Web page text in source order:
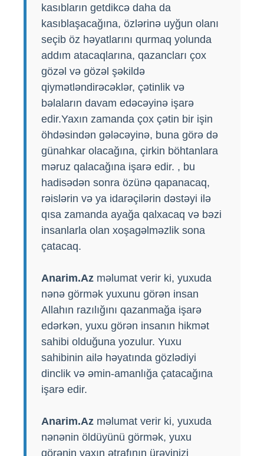
kasıbların getdikcə daha da
kasıblaşacağına, özlərinə uyğun olanı
seçib öz həyatlarını qurmaq yolunda
addım atacaqlarına, qazancları çox
gözəl və gözəl şəkildə
qiymətləndirəcəklər, çətinlik və
bəlaların davam edəcəyinə işarə
edir.Yaxın zamanda çox çətin bir işin
öhdəsindən gələcəyinə, buna görə də
günahkar olacağına, çirkin böhtanlara
məruz qalacağına işarə edir. , bu
hadisədən sonra özünə qapanacaq,
rəislərin və ya idarəçilərin dəstəyi ilə
qısa zamanda ayağa qalxacaq və bəzi
insanlarla olan xoşagəlməzlik sona
çatacaq.
Anarim.Az məlumat verir ki, yuxuda
nənə görmək yuxunu görən insan
Allahın razılığını qazanmağa işarə
edərkən, yuxu görən insanın hikmət
sahibi olduğuna yozulur. Yuxu
sahibinin ailə həyatında gözlədiyi
dinclik və əmin-amanlığa çatacağına
işarə edir.
Anarim.Az məlumat verir ki, yuxuda
nənənin öldüyünü görmək, yuxu
görənin yaxın ətrafının ürəyinizi